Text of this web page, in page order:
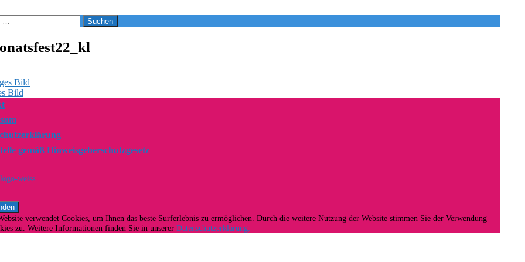
Bild
Bild
gemäß Hinweisgeberschutzgesetz
verwendet Cookies, um Ihnen das beste Surferlebnis zu ermöglichen. Durch die weitere Nutzung der Website stimmen Sie der Verwendung
zu. Weitere Informationen finden Sie in unserer Datenschutzerklärung.